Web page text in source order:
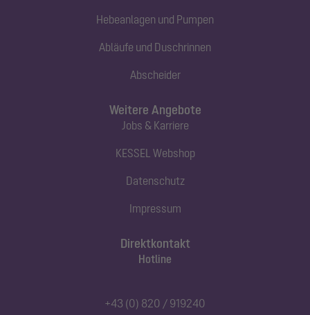
Hebeanlagen und Pumpen
Abläufe und Duschrinnen
Abscheider
Direktkontakt
Hotline
+43 (0) 820 / 919240
Weitere Angebote
Jobs & Karriere
KESSEL Webshop
Datenschutz
Impressum